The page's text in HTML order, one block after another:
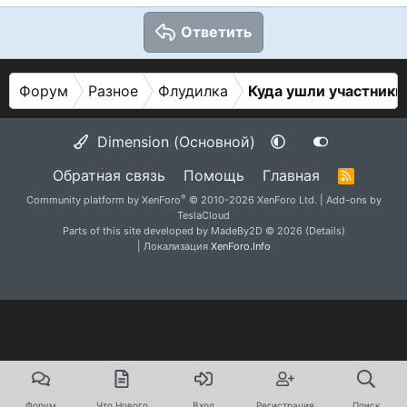
Ответить
Форум Разное Флудилка Куда ушли
Dimension (Основной)
Обратная связь
Помощь Главная
S
Community platform by XenForo® © 2010-2026 XenForo Ltd.
Add-ons by
TeslaCloud
Parts of this site developed by MadeBy2D © 2026 (Details)
| Локализация XenForo.Info